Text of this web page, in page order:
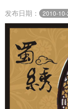
发布日期： 2010-